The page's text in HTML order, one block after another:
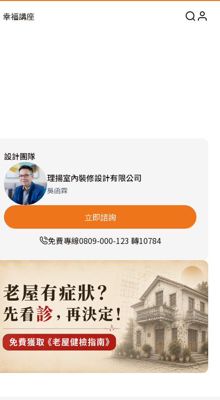
幸福講座
設計團隊
理揚室內裝修設計有限公司
吳函霖
立即諮詢
免費專線0809-000-123 轉10784